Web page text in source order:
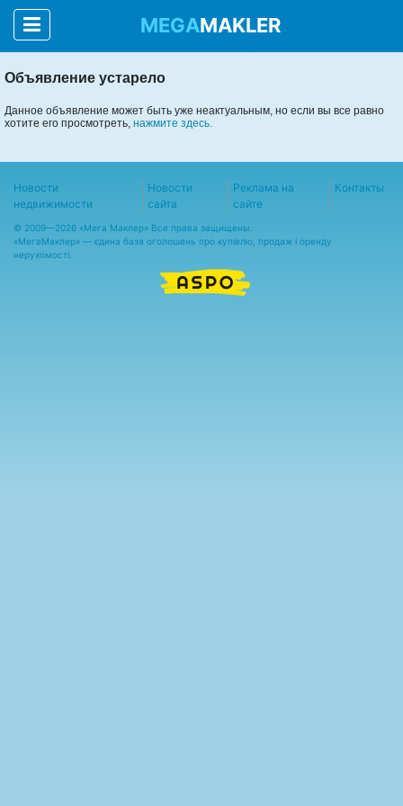
MEGAMAKLER
Объявление устарело
Данное объявление может быть уже неактуальным, но если вы все равно
хотите его просмотреть, нажмите здесь.
Новости
недвижимости
Новости
сайта
Реклама на
сайте
Контакты
© 2009—2026 «Мега Маклер» Все права защищены.
«МегаМаклер» — єдина база оголошень про купівлю, продаж і оренду
нерухомості.